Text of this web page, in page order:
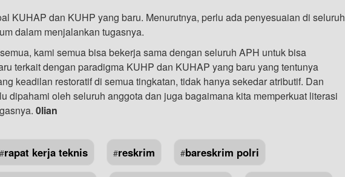
KUHAP dan KUHP yang baru. Menurutnya, perlu ada penyesuaian di seluruh
dalam menjalankan tugasnya.
kami semua bisa bekerja sama dengan seluruh APH untuk bisa
terkait dengan paradigma KUHP dan KUHAP yang baru yang tentunya
keadilan restoratif di semua tingkatan, tidak hanya sekedar atributif. Dan
dipahami oleh seluruh anggota dan juga bagaimana kita memperkuat literasi
0lian
#rapat kerja teknis #reskrim #bareskrim polri